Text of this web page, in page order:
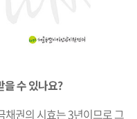
을 수 있나요?
권의 시효는 3년이므로 그